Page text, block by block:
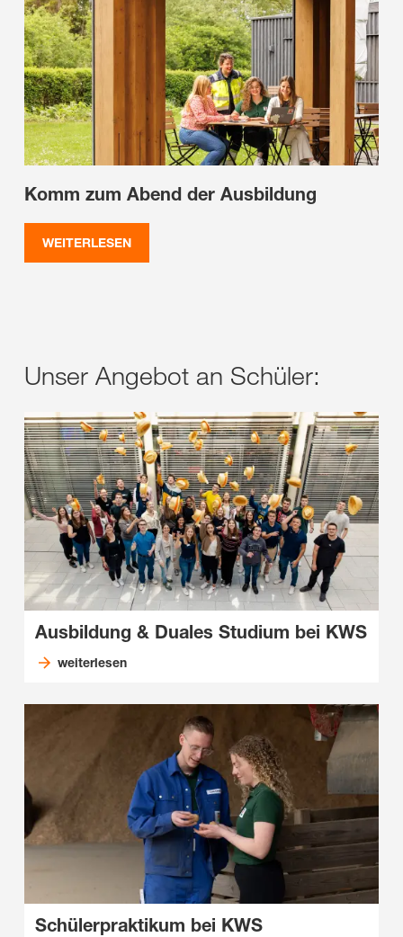
Komm zum Abend der Ausbildung
WEITERLESEN
Unser Angebot an Schüler:
Ausbildung & Duales Studium bei KWS
weiterlesen
Schülerpraktikum bei KWS